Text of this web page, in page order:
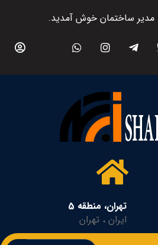
مدیر ساختمان خوش آمدید.
تهران، منطقه 5
ایران ، تهران